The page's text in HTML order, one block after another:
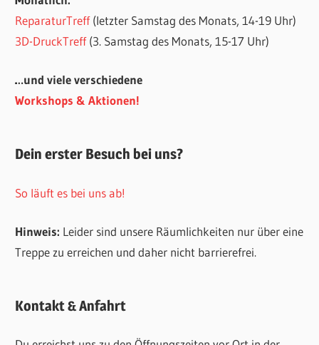
ReparaturTreff(letzter Samstag des Monats, 14-19 Uhr)
3D-DruckTreff(3. Samstag des Monats, 15-17 Uhr)
…und viele verschiedene
Workshops & Aktionen!
Dein erster Besuch bei uns?
So läuft es bei uns ab!
Hinweis: Leider sind unsere Räumlichkeiten nur über eine
Treppe zu erreichen und daher nicht barrierefrei.
Kontakt & Anfahrt